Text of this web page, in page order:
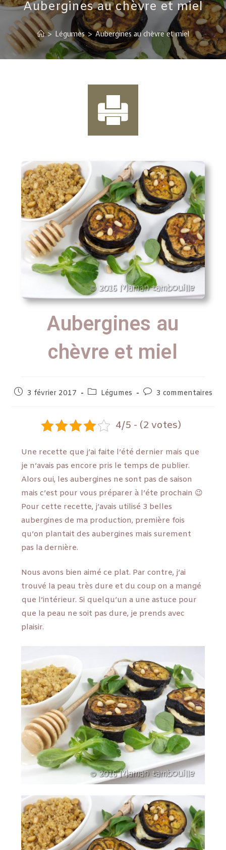
Aubergines au chèvre et miel
> Légumes > Aubergines au chèvre et miel
Aubergines au
chèvre et miel
3 février 2017 Légumes 3 commentaires
4/5 - (2 votes)
Une recette que j’ai faite l’été dernier mais que
je n’avais pas encore pris le temps de publier.
Alors oui, les aubergines ne sont pas de saison
mais c’est pour vous préparer à l’éte prochain 😉
Pour cette recette, j’avais utilisé 3 belles
aubergines de ma production, première fois
qu’on plantait des aubergines mais surement
pas la dernière.
Nous avons bien aimé ce plat. Par contre, j’ai
trouvé la peau très dure et du coup on a mangé
que l’intérieur. Si quelqu’un a une astuce pour
que la peau ne soit pas dure, je prends avec
plaisir.